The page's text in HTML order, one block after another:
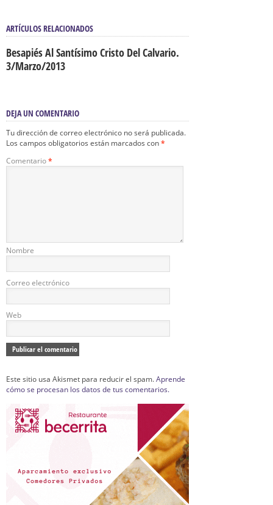
ARTÍCULOS RELACIONADOS
Besapiés Al Santísimo Cristo Del Calvario.
3/Marzo/2013
DEJA UN COMENTARIO
Tu dirección de correo electrónico no será publicada.
Los campos obligatorios están marcados con*
Comentario*
Nombre
Correo electrónico
Web
Este sitio usa Akismet para reducir el spam.Aprende
cómo se procesan los datos de tus comentarios.